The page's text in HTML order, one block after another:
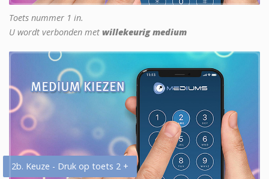
Toets nummer 1 in.
U wordt verbonden met willekeurig medium
2b. Keuze - Druk op toets 2 +